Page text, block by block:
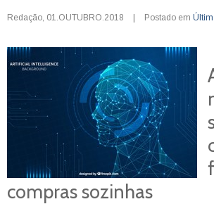
Redação 01.OUTUBRO.2018 | Postado em
compras sozinhas